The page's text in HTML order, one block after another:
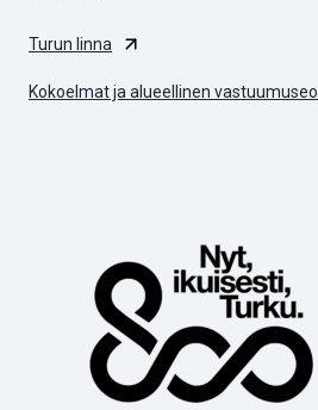
Turun linna
Kokoelmat ja alueellinen vastuumuseo